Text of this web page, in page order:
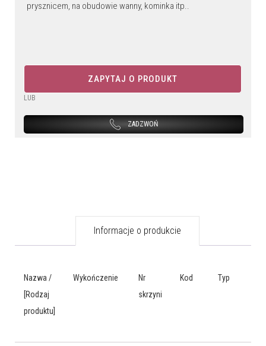
prysznicem, na obudowie wanny, kominka itp..
ZAPYTAJ O PRODUKT
LUB
ZADZWOŃ
Informacje o produkcie
Nazwa /
[Rodzaj
produktu]
Wykończenie
Nr
skrzyni
Kod Typ